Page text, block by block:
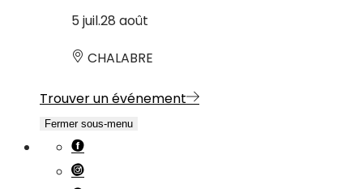
5 juil.28 août
CHALABRE
Trouver un événement
Fermer sous-menu